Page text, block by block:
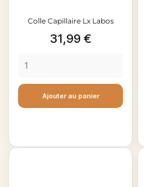
Colle Capillaire Lx Labos
Prix
31,99 €
Ajouter au panier